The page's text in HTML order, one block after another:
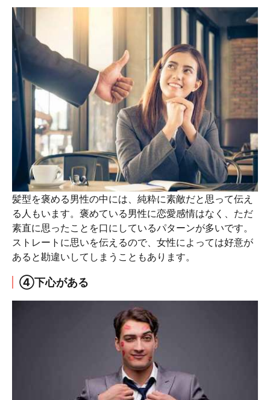
髪型を褒める男性の中には、純粋に素敵だと思って伝え
る人もいます。褒めている男性に恋愛感情はなく、ただ
素直に思ったことを口にしているパターンが多いです。
ストレートに思いを伝えるので、女性によっては好意が
あると勘違いしてしまうこともあります。
④下心がある